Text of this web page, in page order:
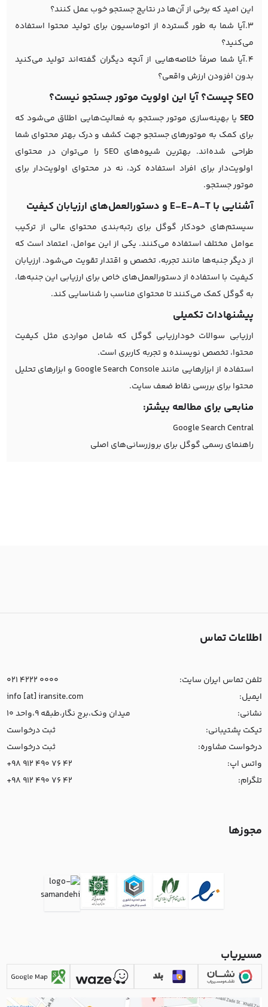
این امید که برخی از آن‌ها در نتایج جستجو خوب عمل کنند؟
3.آیا شما به طور گسترده از اتوماسیون برای تولید محتوا استفاده
می‌کنید؟
4.آیا شما صرفاً خلاصه‌هایی از آنچه دیگران گفته‌اند تولید می‌کنید
بدون افزودن ارزش واقعی؟
SEO چیست؟ آیا این اولویت موتور جستجو نیست؟
SEO یا بهینه‌سازی موتور جستجو به فعالیت‌هایی اطلاق می‌شود که
برای کمک به موتورهای جستجو جهت کشف و درک بهتر محتوای شما
طراحی شده‌اند. بهترین شیوه‌های SEO را می‌توان در محتوای
اولویت‌دار برای افراد استفاده کرد، نه در محتوای اولویت‌دار برای
موتور جستجو.
آشنایی با E-E-A-T و دستورالعمل‌های ارزیابان کیفیت
سیستم‌های خودکار گوگل برای رتبه‌بندی محتوای عالی از ترکیب
عوامل مختلف استفاده می‌کنند. یکی از این عوامل، اعتماد است که
از دیگر جنبه‌ها مانند تجربه، تخصص و اقتدار تقویت می‌شود. ارزیابان
کیفیت با استفاده از دستورالعمل‌های خاص برای ارزیابی این جنبه‌ها،
به گوگل کمک می‌کنند تا محتوای مناسب را شناسایی کند.
پیشنهادات تکمیلی
ارزیابی سوالات خودارزیابی گوگل که شامل مواردی مثل کیفیت
محتوا، تخصص نویسنده و تجربه کاربری است.
استفاده از ابزارهایی مانند Google Search Console و ابزارهای تحلیل
محتوا برای بررسی نقاط ضعف سایت.
منابعی برای مطالعه بیشتر:
Google Search Central
راهنمای رسمی گوگل برای بروزرسانی‌های اصلی
اطلاعات تماس
تلفن تماس ایران سایت:
021 4222 0000
ایمیل:
info [at] iransite.com
نشانی:
میدان ونک،برج نگار،طبقه 9،واحد 10
تیکت پشتیبانی:
ثبت درخواست
درخواست مشاوره:
ثبت درخواست
واتس اپ:
+98 912 490 76 42
تلگرام:
+98 912 490 76 42
مجوزها
مسیریاب